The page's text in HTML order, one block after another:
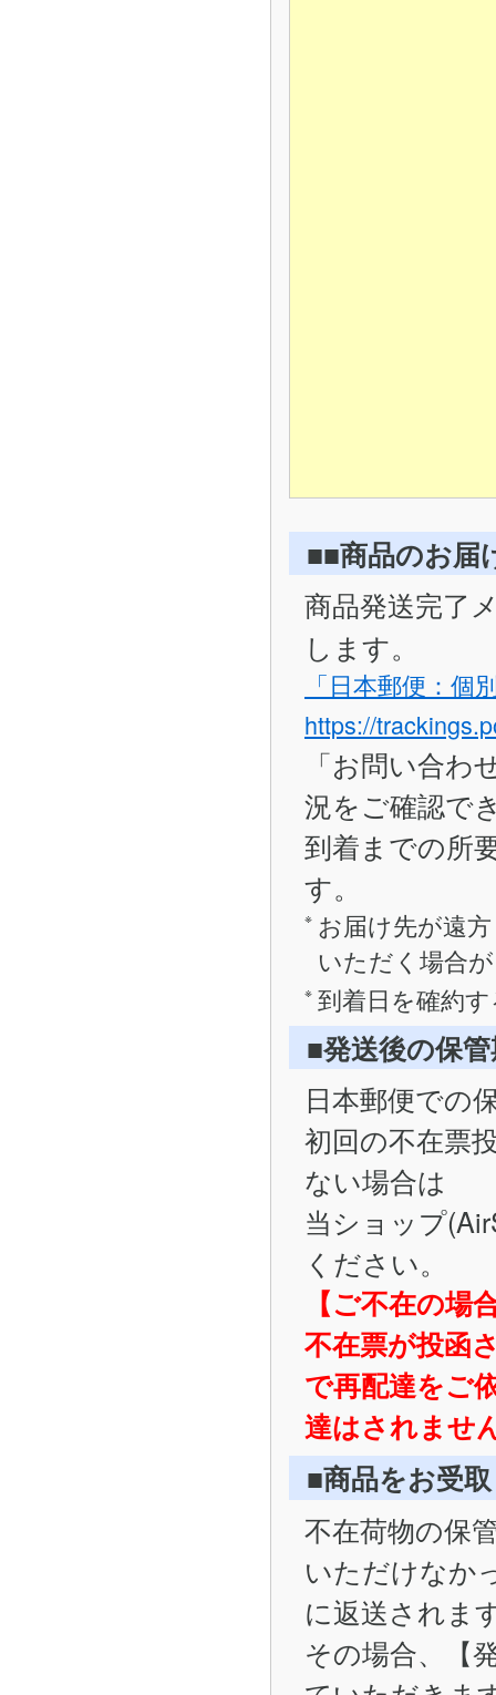
■■商品のお届
商品発送完了
します。
「日本郵便：個
https://
「お問い合
況をご確認で
到着までの所
す。
お届け先が遠
いただく場合
到着日を確約
■発送後の保
日本郵便での
初回の不在票
ない場合は
当ショップ
ください。
【ご不在の場
不在票が投函
で再配達をご
達はされませ
■商品をお受
不在荷物の保
いただけなか
に返送されま
その場合、【